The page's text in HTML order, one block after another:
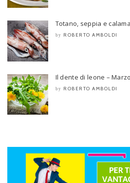
Totano, seppia e
by ROBERTO AMBOLDI
Il dente di leone –
by ROBERTO AMBOLDI